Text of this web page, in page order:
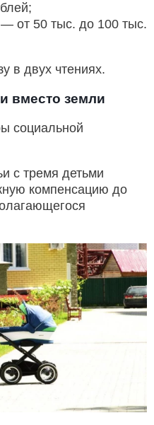
от 50 тыс. до 100 тыс.
в двух чтениях.
вместо земли
социальной
с тремя детьми
компенсацию до